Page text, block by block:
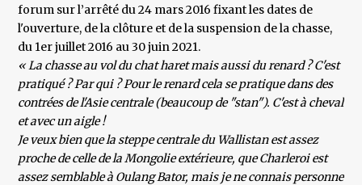
forum sur l’arrêté du 24 mars 2016 fixant les dates de
l'ouverture, de la clôture et de la suspension de la chasse,
du 1er juillet 2016 au 30 juin 2021.
« La chasse au vol du chat haret mais aussi du renard ? C'est
pratiqué ? Par qui ? Pour le renard cela se pratique dans des
contrées de l'Asie centrale (beaucoup de "stan"). C'est à cheval
et avec un aigle !
Je veux bien que la steppe centrale du Wallistan est assez
proche de celle de la Mongolie extérieure, que Charleroi est
assez semblable à Oulang Bator, mais je ne connais personne